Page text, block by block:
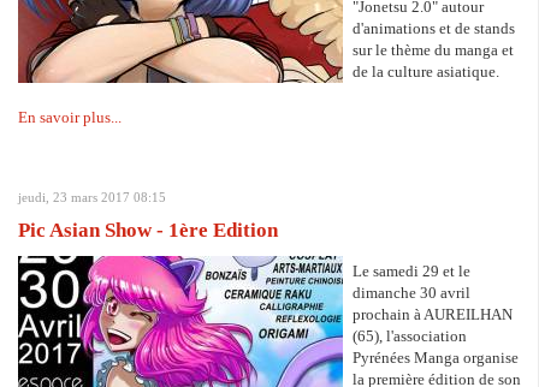
"Jonetsu 2.0" autour
d'animations et de stands
sur le thème du manga et
de la culture asiatique.
En savoir plus...
jeudi, 23 mars 2017 08:15
Pic Asian Show - 1ère Edition
Le samedi 29 et le
dimanche 30 avril
prochain à AUREILHAN
(65), l'association
Pyrénées Manga organise
la première édition de son